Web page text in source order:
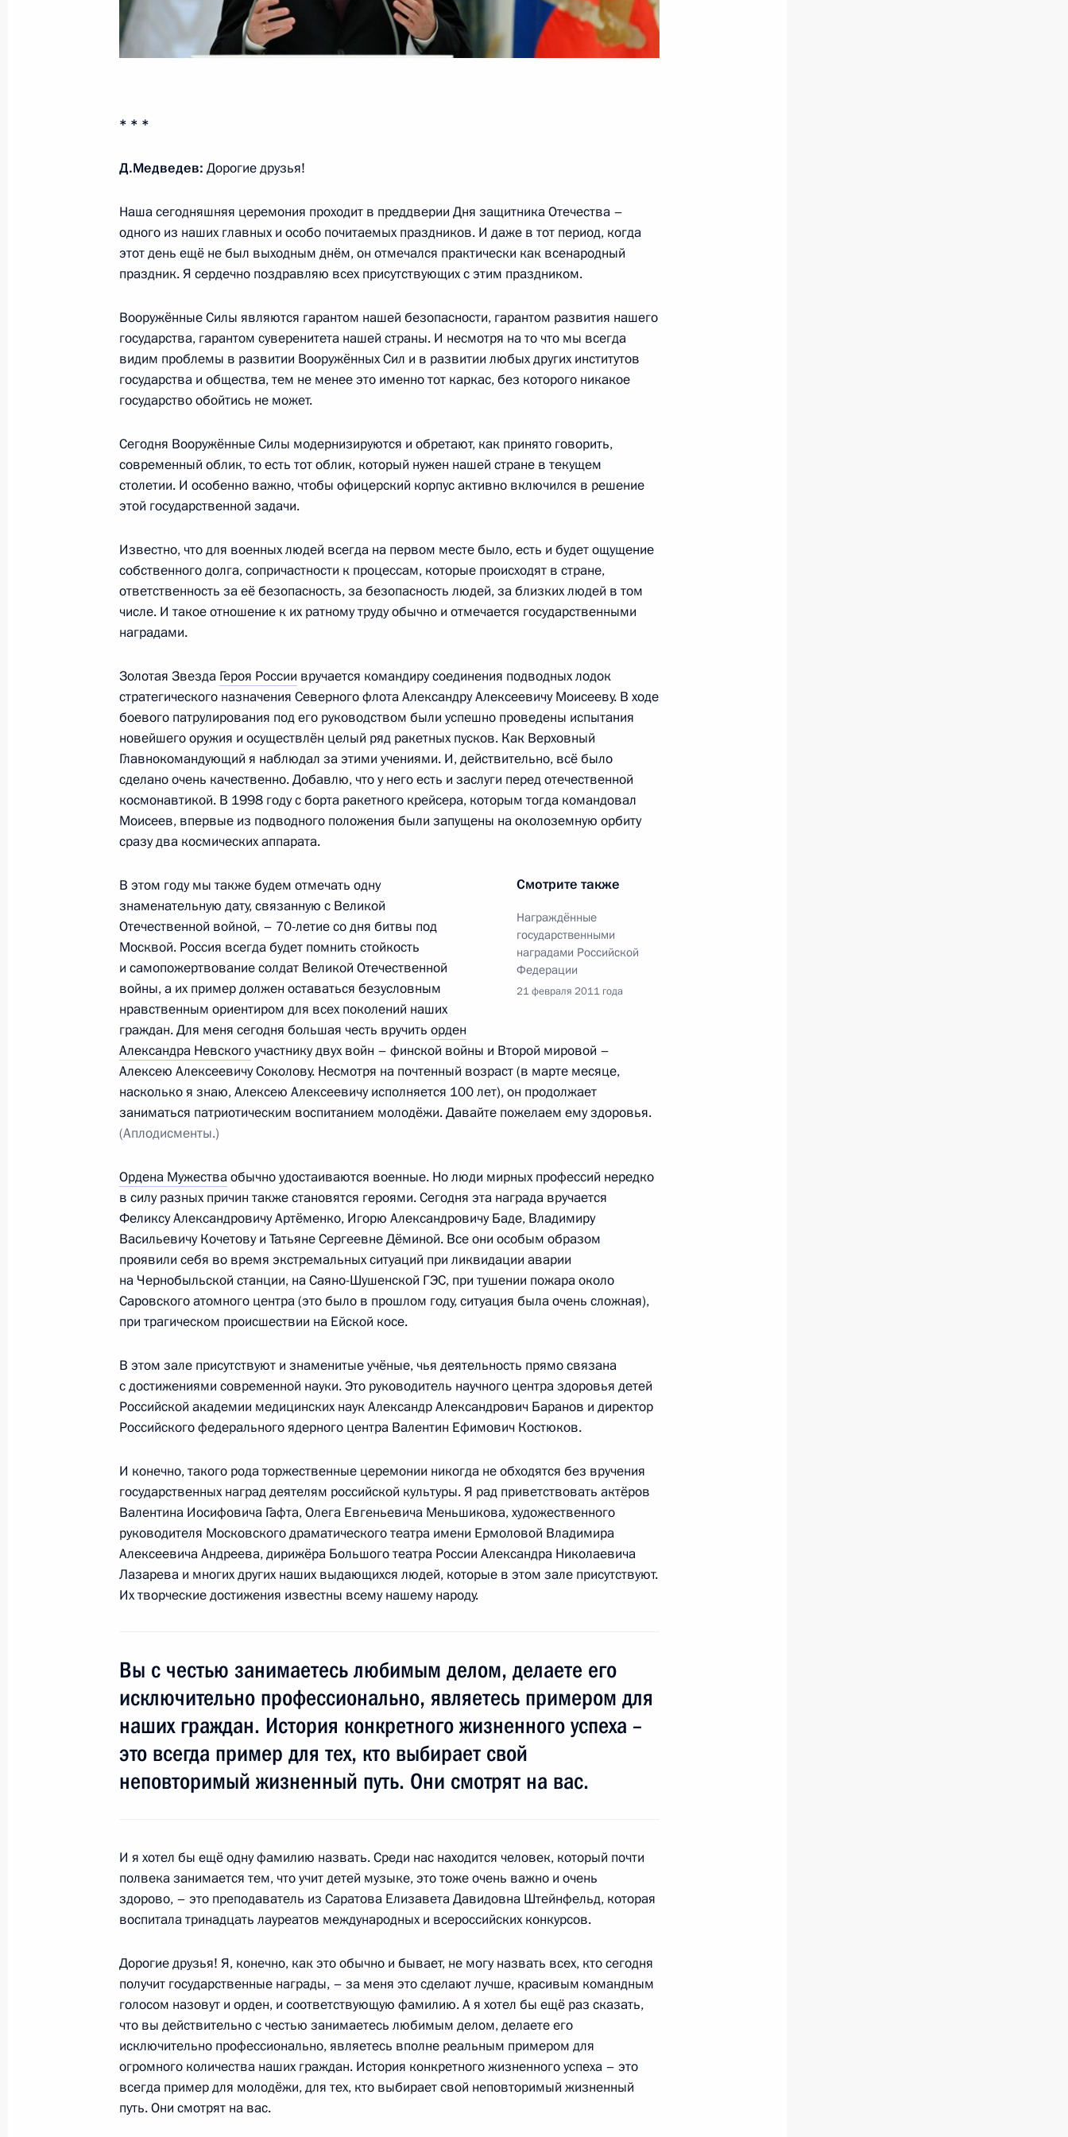
24 февраля 2011 года, 10:00
Указ о награждении орденом Кутузова 45-го отдельного
десантных войск
Президент вручил главам Владивостока, Тихвина и Твери
23 февраля 2011 года, 11:00 Москва, Кремль
22 февраля 2011 года, вторник
22 февраля 2011 года, 20:30 Москва
Национального антитеррористического комитета
22 февраля 2011 года, 16:00 Владикавказ
22 февраля 2011 года, 11:00
Рабочая встреча с Первым заместителем Председателя
Правительства Виктором Зубковым
22 февраля 2011 года, 09:00 Московская область, Горки
Встреча с офицерами Вооружённых Сил
21 февраля 2011 года, 19:15 Московская область, Горки
Президент поручил детально проработать возможности
эвакуации российских граждан из Ливии
21 февраля 2011 года, 18:45
Дмитрий Медведев передал Звезду Героя России родителям
матроса Алдара Цыденжапова
21 февраля 2011 года, 18:00 Москва, Кремль
В Кремле вручены государственные награды Российской
Федерации
21 февраля 2011 года, 17:30 Москва, Кремль
Дмитрий Медведев освободил от должности замдиректора ФСБ
Вячеслава Ушакова
21 февраля 2011 года, 17:00
Координационное совещание руководителей
правоохранительных органов
21 февраля 2011 года, 16:00 Москва
3
Дмитрий Медведев встретится с Президентом Армении Сержем
Саргсяном
21 февраля 2011 года, 12:00
Встреча с руководителями парламентских партий
19 февраля 2011 года, 16:00 Сочи
«Единая Россия» представила Президенту кандидатуры
на должности глав Чеченской Республики и Ульяновской области
19 февраля 2011 года, 15:30
1
18 февраля 2011 года, пятница
* * *
Д.Медведев: Дорогие друзья!
Наша сегодняшняя церемония проходит в преддверии Дня защитника Отечества –
одного из наших главных и особо почитаемых праздников. И даже в тот период, когда
этот день ещё не был выходным днём, он отмечался практически как всенародный
праздник. Я сердечно поздравляю всех присутствующих с этим праздником.
Вооружённые Силы являются гарантом нашей безопасности, гарантом развития нашего
государства, гарантом суверенитета нашей страны. И несмотря на то что мы всегда
видим проблемы в развитии Вооружённых Сил и в развитии любых других институтов
государства и общества, тем не менее это именно тот каркас, без которого никакое
государство обойтись не может.
Сегодня Вооружённые Силы модернизируются и обретают, как принято говорить,
современный облик, то есть тот облик, который нужен нашей стране в текущем
столетии. И особенно важно, чтобы офицерский корпус активно включился в решение
этой государственной задачи.
Известно, что для военных людей всегда на первом месте было, есть и будет ощущение
собственного долга, сопричастности к процессам, которые происходят в стране,
ответственность за её безопасность, за безопасность людей, за близких людей в том
числе. И такое отношение к их ратному труду обычно и отмечается государственными
наградами.
Золотая Звезда Героя России вручается командиру соединения подводных лодок
стратегического назначения Северного флота Александру Алексеевичу Моисееву. В ходе
боевого патрулирования под его руководством были успешно проведены испытания
новейшего оружия и осуществлён целый ряд ракетных пусков. Как Верховный
Главнокомандующий я наблюдал за этими учениями. И, действительно, всё было
сделано очень качественно. Добавлю, что у него есть и заслуги перед отечественной
космонавтикой. В 1998 году с борта ракетного крейсера, которым тогда командовал
Моисеев, впервые из подводного положения были запущены на околоземную орбиту
сразу два космических аппарата.
Смотрите также
Награждённые
государственными
наградами Российской
Федерации
21 февраля 2011 года
В этом году мы также будем отмечать одну
знаменательную дату, связанную с Великой
Отечественной войной, – 70-летие со дня битвы под
Москвой. Россия всегда будет помнить стойкость
и самопожертвование солдат Великой Отечественной
войны, а их пример должен оставаться безусловным
нравственным ориентиром для всех поколений наших
граждан. Для меня сегодня большая честь вручить орден
Александра Невскогоучастнику двух войн – финской войны и Второй мировой –
Алексею Алексеевичу Соколову. Несмотря на почтенный возраст (в марте месяце,
насколько я знаю, Алексею Алексеевичу исполняется 100 лет), он продолжает
заниматься патриотическим воспитанием молодёжи. Давайте пожелаем ему здоровья.
(Аплодисменты.)
Ордена Мужестваобычно удостаиваются военные. Но люди мирных профессий нередко
в силу разных причин также становятся героями. Сегодня эта награда вручается
Феликсу Александровичу Артёменко, Игорю Александровичу Баде, Владимиру
Васильевичу Кочетову и Татьяне Сергеевне Дёминой. Все они особым образом
проявили себя во время экстремальных ситуаций при ликвидации аварии
на Чернобыльской станции, на Саяно-Шушенской ГЭС, при тушении пожара около
Саровского атомного центра (это было в прошлом году, ситуация была очень сложная),
при трагическом происшествии на Ейской косе.
В этом зале присутствуют и знаменитые учёные, чья деятельность прямо связана
с достижениями современной науки. Это руководитель научного центра здоровья детей
Российской академии медицинских наук Александр Александрович Баранов и директор
Российского федерального ядерного центра Валентин Ефимович Костюков.
И конечно, такого рода торжественные церемонии никогда не обходятся без вручения
государственных наград деятелям российской культуры. Я рад приветствовать актёров
Валентина Иосифовича Гафта, Олега Евгеньевича Меньшикова, художественного
руководителя Московского драматического театра имени Ермоловой Владимира
Алексеевича Андреева, дирижёра Большого театра России Александра Николаевича
Лазарева и многих других наших выдающихся людей, которые в этом зале присутствуют.
Их творческие достижения известны всему нашему народу.
Вы с честью занимаетесь любимым делом, делаете его
исключительно профессионально, являетесь примером для
наших граждан. История конкретного жизненного успеха –
это всегда пример для тех, кто выбирает свой
неповторимый жизненный путь. Они смотрят на вас.
И я хотел бы ещё одну фамилию назвать. Среди нас находится человек, который почти
полвека занимается тем, что учит детей музыке, это тоже очень важно и очень
здорово, – это преподаватель из Саратова Елизавета Давидовна Штейнфельд, которая
воспитала тринадцать лауреатов международных и всероссийских конкурсов.
Дорогие друзья! Я, конечно, как это обычно и бывает, не могу назвать всех, кто сегодня
получит государственные награды, – за меня это сделают лучше, красивым командным
голосом назовут и орден, и соответствующую фамилию. А я хотел бы ещё раз сказать,
что вы действительно с честью занимаетесь любимым делом, делаете его
исключительно профессионально, являетесь вполне реальным примером для
огромного количества наших граждан. История конкретного жизненного успеха – это
всегда пример для молодёжи, для тех, кто выбирает свой неповторимый жизненный
путь. Они смотрят на вас.